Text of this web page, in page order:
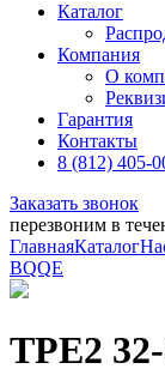
Каталог
Компания
О
Гарантия
Контакты
8 (812) 405-
Заказать звонок
перезвоним в
ГлавнаяКаталог
BQQE
TPE2